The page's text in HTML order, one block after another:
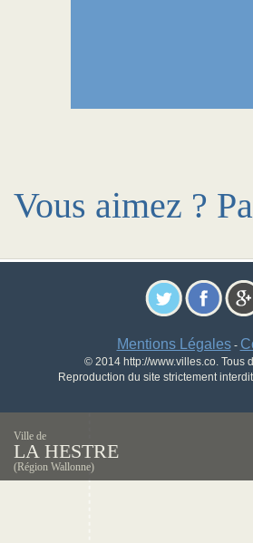
Vous aimez ?
Mentions Légales-
© 2014 http://www.villes.co. Tous
Reproduction du site strictement
Ville de
LA HESTRE
(Région Wallonne)